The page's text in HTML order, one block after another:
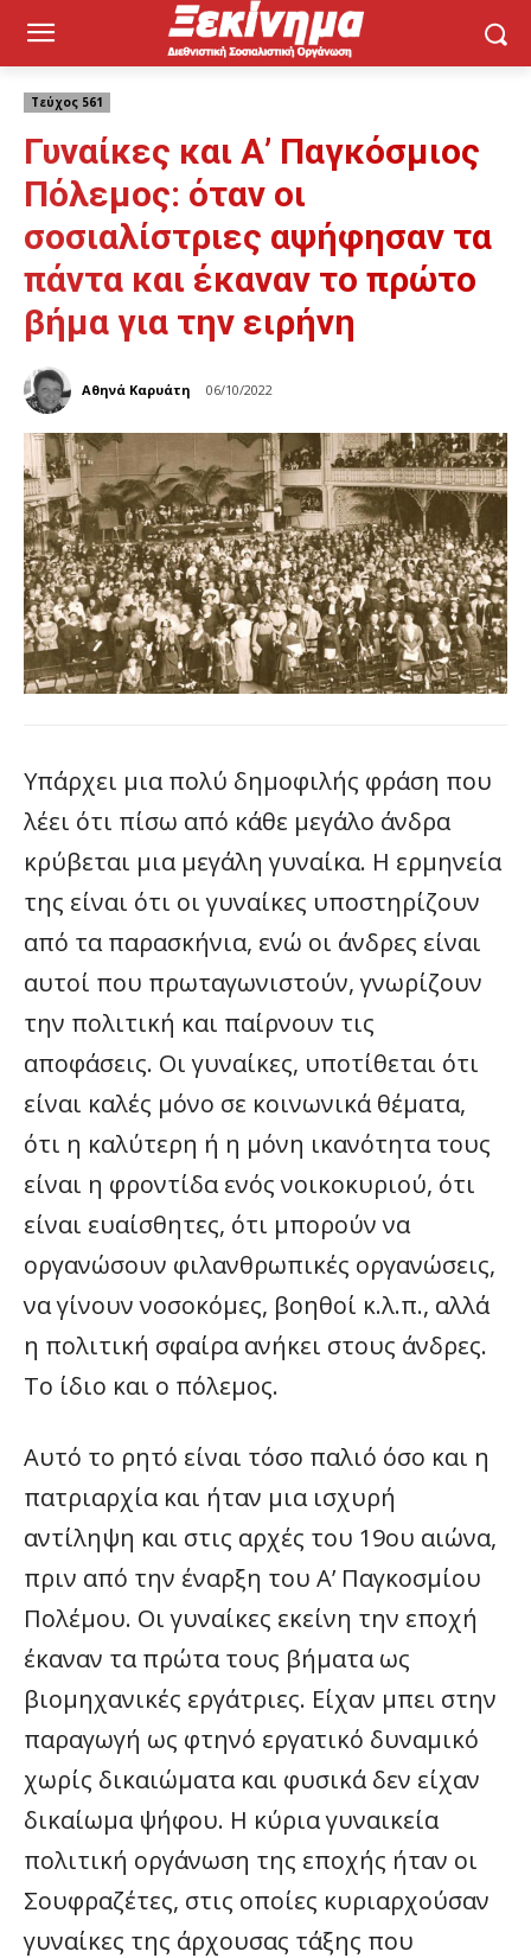
Τεύχος 561
Γυναίκες και Α’ Παγκόσμιος
Πόλεμος: όταν οι
σοσιαλίστριες αψήφησαν τα
πάντα και έκαναν το πρώτο
βήμα για την ειρήνη
Αθηνά Καρυάτη 06/10/2022
Υπάρχει μια πολύ δημοφιλής φράση που
λέει ότι πίσω από κάθε μεγάλο άνδρα
κρύβεται μια μεγάλη γυναίκα. Η ερμηνεία
της είναι ότι οι γυναίκες υποστηρίζουν
από τα παρασκήνια, ενώ οι άνδρες είναι
αυτοί που πρωταγωνιστούν, γνωρίζουν
την πολιτική και παίρνουν τις
αποφάσεις. Οι γυναίκες, υποτίθεται ότι
είναι καλές μόνο σε κοινωνικά θέματα,
ότι η καλύτερη ή η μόνη ικανότητα τους
είναι η φροντίδα ενός νοικοκυριού, ότι
είναι ευαίσθητες, ότι μπορούν να
οργανώσουν φιλανθρωπικές οργανώσεις,
να γίνουν νοσοκόμες, βοηθοί κ.λ.π., αλλά
η πολιτική σφαίρα ανήκει στους άνδρες.
Το ίδιο και ο πόλεμος.
Αυτό το ρητό είναι τόσο παλιό όσο και η
πατριαρχία και ήταν μια ισχυρή
αντίληψη και στις αρχές του 19ου αιώνα,
πριν από την έναρξη του Α’ Παγκοσμίου
Πολέμου. Οι γυναίκες εκείνη την εποχή
έκαναν τα πρώτα τους βήματα ως
βιομηχανικές εργάτριες. Είχαν μπει στην
παραγωγή ως φτηνό εργατικό δυναμικό
χωρίς δικαιώματα και φυσικά δεν είχαν
δικαίωμα ψήφου. Η κύρια γυναικεία
πολιτική οργάνωση της εποχής ήταν οι
Σουφραζέτες, στις οποίες κυριαρχούσαν
γυναίκες της άρχουσας τάξης που